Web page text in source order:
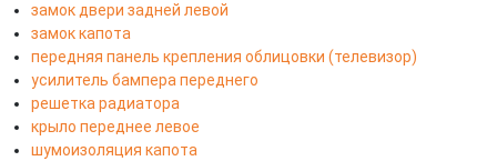
замок двери задней левой
замок капота
передняя панель крепления облицовки (телевизор)
усилитель бампера переднего
решетка радиатора
крыло переднее левое
шумоизоляция капота